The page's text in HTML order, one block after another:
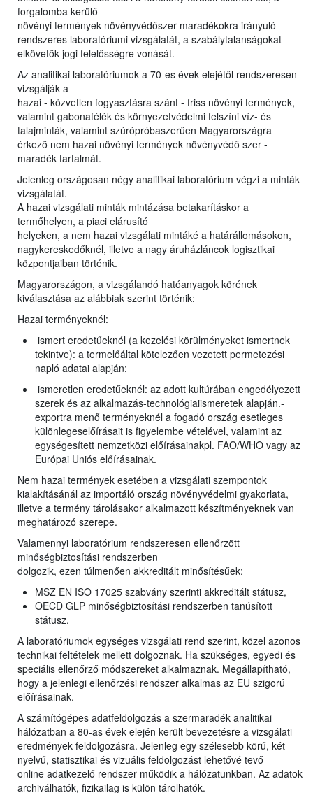
forgalomba kerülő
növényi termények növényvédőszer-maradékokra irányuló
rendszeres laboratóriumi vizsgálatát, a szabálytalanságokat
elkövetők jogi felelősségre vonását.
Az analitikai laboratóriumok a 70-es évek elejétől rendszeresen
vizsgálják a
hazai - közvetlen fogyasztásra szánt - friss növényi termények,
valamint gabonafélék és környezetvédelmi felszíni víz- és
talajminták, valamint szúrópróbaszerűen Magyarországra
érkező nem hazai növényi termények növényvédő szer -
maradék tartalmát.
Jelenleg országosan négy analitikai laboratórium végzi a minták
vizsgálatát.
A hazai vizsgálati minták mintázása betakarításkor a
termőhelyen, a piaci elárusító
helyeken, a nem hazai vizsgálati mintáké a határállomásokon,
nagykereskedőknél, illetve a nagy áruházláncok logisztikai
központjaiban történik.
Magyarországon, a vizsgálandó hatóanyagok körének
kiválasztása az alábbiak szerint történik:
Hazai terményeknél:
ismert eredetűeknél (a kezelési körülményeket ismertnek
tekintve): a termelőáltal kötelezően vezetett permetezési
napló adatai alapján;
ismeretlen eredetűeknél: az adott kultúrában engedélyezett
szerek és az alkalmazás-technológiaiismeretek alapján.-
exportra menő terményeknél a fogadó ország esetleges
különlegeselőírásait is figyelembe vételével, valamint az
egységesített nemzetközi előírásainakpl. FAO/WHO vagy az
Európai Uniós előírásainak.
Nem hazai termények esetében a vizsgálati szempontok
kialakításánál az importáló ország növényvédelmi gyakorlata,
illetve a termény tárolásakor alkalmazott készítményeknek van
meghatározó szerepe.
Valamennyi laboratórium rendszeresen ellenőrzött
minőségbiztosítási rendszerben
dolgozik, ezen túlmenően akkreditált minősítésűek:
MSZ EN ISO 17025 szabvány szerinti akkreditált státusz,
OECD GLP minőségbiztosítási rendszerben tanúsított
státusz.
A laboratóriumok egységes vizsgálati rend szerint, közel azonos
technikai feltételek mellett dolgoznak. Ha szükséges, egyedi és
speciális ellenőrző módszereket alkalmaznak. Megállapítható,
hogy a jelenlegi ellenőrzési rendszer alkalmas az EU szigorú
előírásainak.
A számítógépes adatfeldolgozás a szermaradék analitikai
hálózatban a 80-as évek elején került bevezetésre a vizsgálati
eredmények feldolgozásra. Jelenleg egy szélesebb körű, két
nyelvű, statisztikai és vizuális feldolgozást lehetővé tevő
online adatkezelő rendszer működik a hálózatunkban. Az adatok
archiválhatók, fizikailag is külön tárolhatók.